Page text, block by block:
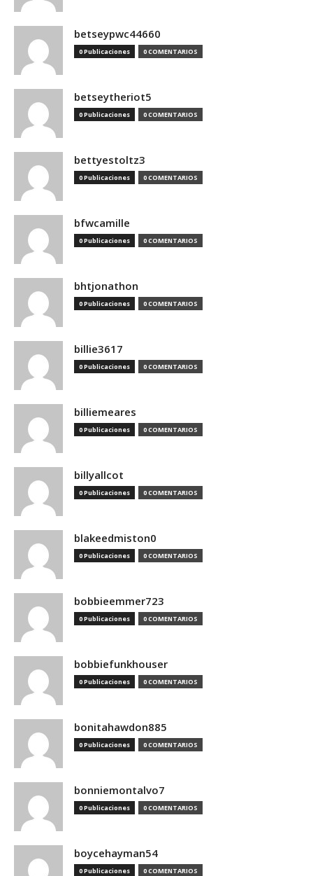
betseypwc44660
0 Publicaciones 0 COMENTARIOS
betseytheriot5
0 Publicaciones 0 COMENTARIOS
bettyestoltz3
0 Publicaciones 0 COMENTARIOS
bfwcamille
0 Publicaciones 0 COMENTARIOS
bhtjonathon
0 Publicaciones 0 COMENTARIOS
billie3617
0 Publicaciones 0 COMENTARIOS
billiemeares
0 Publicaciones 0 COMENTARIOS
billyallcot
0 Publicaciones 0 COMENTARIOS
blakeedmiston0
0 Publicaciones 0 COMENTARIOS
bobbieemmer723
0 Publicaciones 0 COMENTARIOS
bobbiefunkhouser
0 Publicaciones 0 COMENTARIOS
bonitahawdon885
0 Publicaciones 0 COMENTARIOS
bonniemontalvo7
0 Publicaciones 0 COMENTARIOS
boycehayman54
0 Publicaciones 0 COMENTARIOS